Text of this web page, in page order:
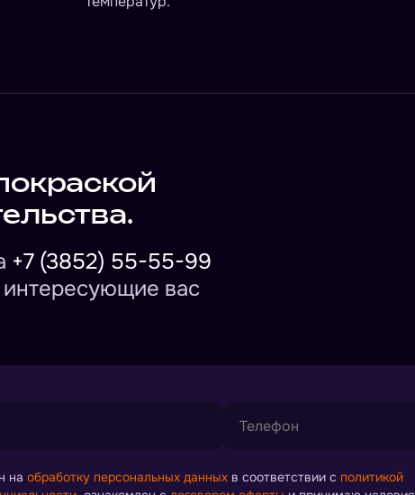
+7 (3852) 55-55-99
интересующие вас
на обработку персональных данныхв соответствии с политикой